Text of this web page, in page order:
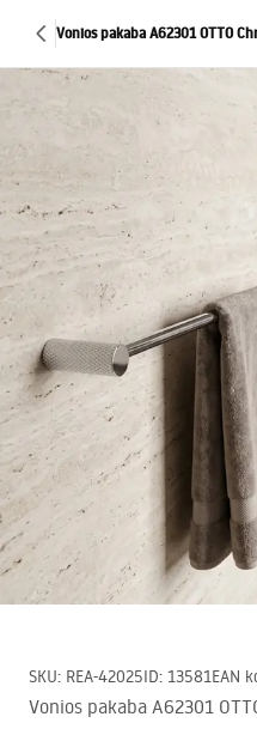
Vonios pakaba A62301 OTTO
SKU: REA-42025ID: 13581EAN
Vonios pakaba A62301